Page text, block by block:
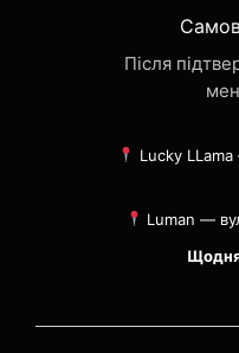
Після
Lucky LLama
Luman —